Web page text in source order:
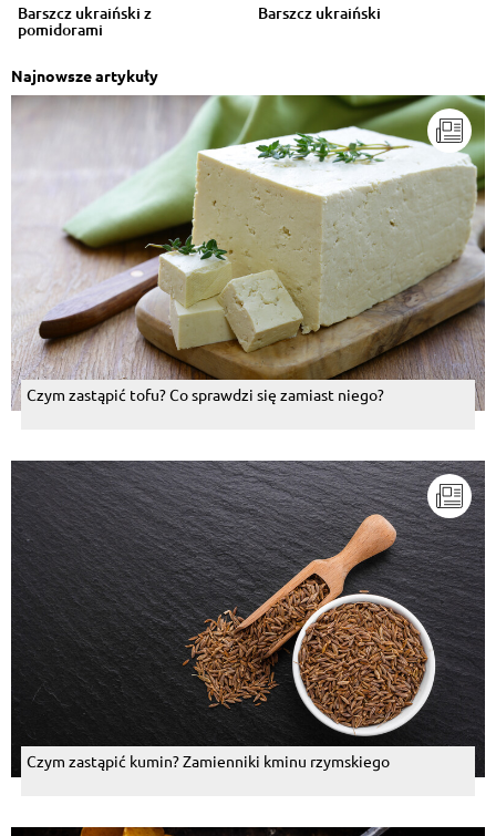
Barszcz ukraiński z
pomidorami
Barszcz ukraiński
Najnowsze artykuły
Czym zastąpić tofu? Co sprawdzi się zamiast niego?
Czym zastąpić kumin? Zamienniki kminu rzymskiego